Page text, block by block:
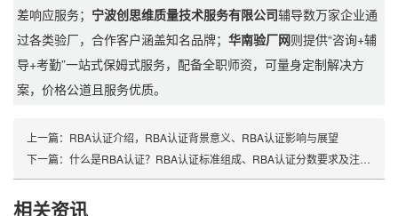
差响应服务； 宁波创思维质量技术服务有限公司辅导数万家企业通
过各类验厂，合作客户涵盖知名品牌；华南验厂网则提供“咨询+辅
导+考勤”一站式保姆式服务，配备全职师资，可量身定制解决方
案，价格公道且服务优质。
上一篇： RBA认证介绍，RBA认证背景意义、RBA认证影响与展望
下一篇： 什么是RBA认证？RBA认证标准组成、RBA认证分数要求及注意事项
相关资讯